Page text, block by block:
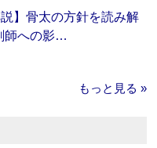
】骨太の方針を読み解
師への影…
もっと見る »